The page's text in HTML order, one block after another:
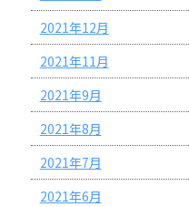
2021年12月
2021年11月
2021年9月
2021年8月
2021年7月
2021年6月